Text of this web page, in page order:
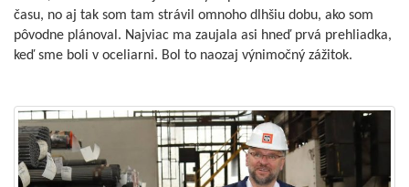
času, no aj tak som tam strávil omnoho dlhšiu dobu, ako som
pôvodne plánoval. Najviac ma zaujala asi hneď prvá prehliadka,
keď sme boli v oceliarni. Bol to naozaj výnimočný zážitok.